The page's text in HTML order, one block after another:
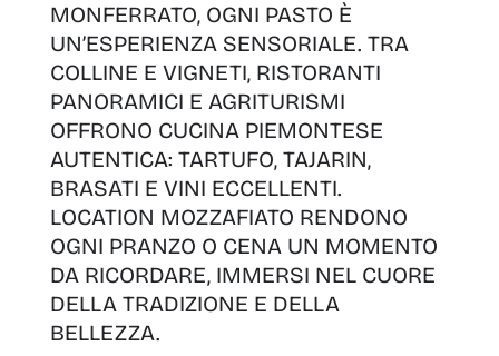
MONFERRATO, OGNI PASTO È
UN’ESPERIENZA SENSORIALE. TRA
COLLINE E VIGNETI, RISTORANTI
PANORAMICI E AGRITURISMI
OFFRONO CUCINA PIEMONTESE
AUTENTICA: TARTUFO, TAJARIN,
BRASATI E VINI ECCELLENTI.
LOCATION MOZZAFIATO RENDONO
OGNI PRANZO O CENA UN MOMENTO
DA RICORDARE, IMMERSI NEL CUORE
DELLA TRADIZIONE E DELLA
BELLEZZA.